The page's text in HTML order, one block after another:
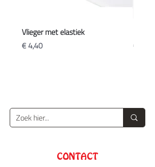
Vlieger met elastiek
Prijs
€ 4,40
Prijs
€ 20,90
CONTACT